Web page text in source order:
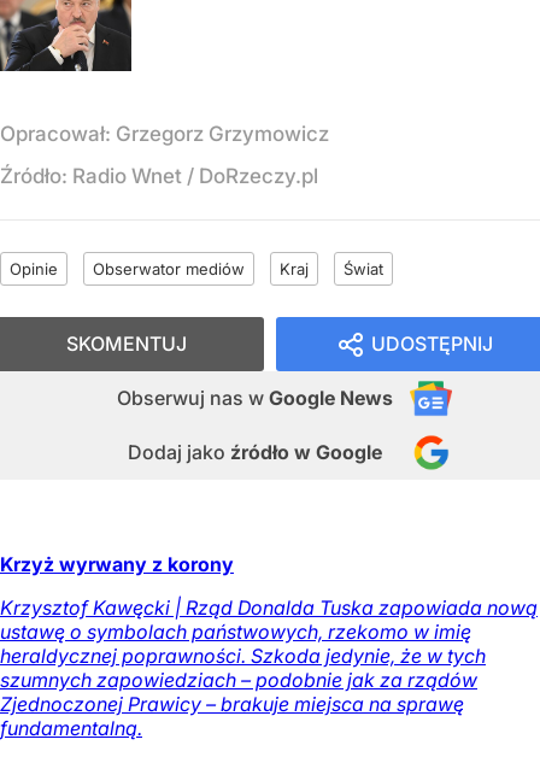
Opracował: Grzegorz Grzymowicz
Źródło: Radio Wnet / DoRzeczy.pl
Opinie Obserwator mediów Kraj Świat
UDOSTĘPNIJ
Obserwuj nas w Google News
Dodaj jako źródło w Google
SKOMENTUJ
Krzyż wyrwany z korony
Krzysztof Kawęcki | Rząd Donalda Tuska zapowiada nową
ustawę o symbolach państwowych, rzekomo w imię
heraldycznej poprawności. Szkoda jedynie, że w tych
szumnych zapowiedziach – podobnie jak za rządów
Zjednoczonej Prawicy – brakuje miejsca na sprawę
fundamentalną.